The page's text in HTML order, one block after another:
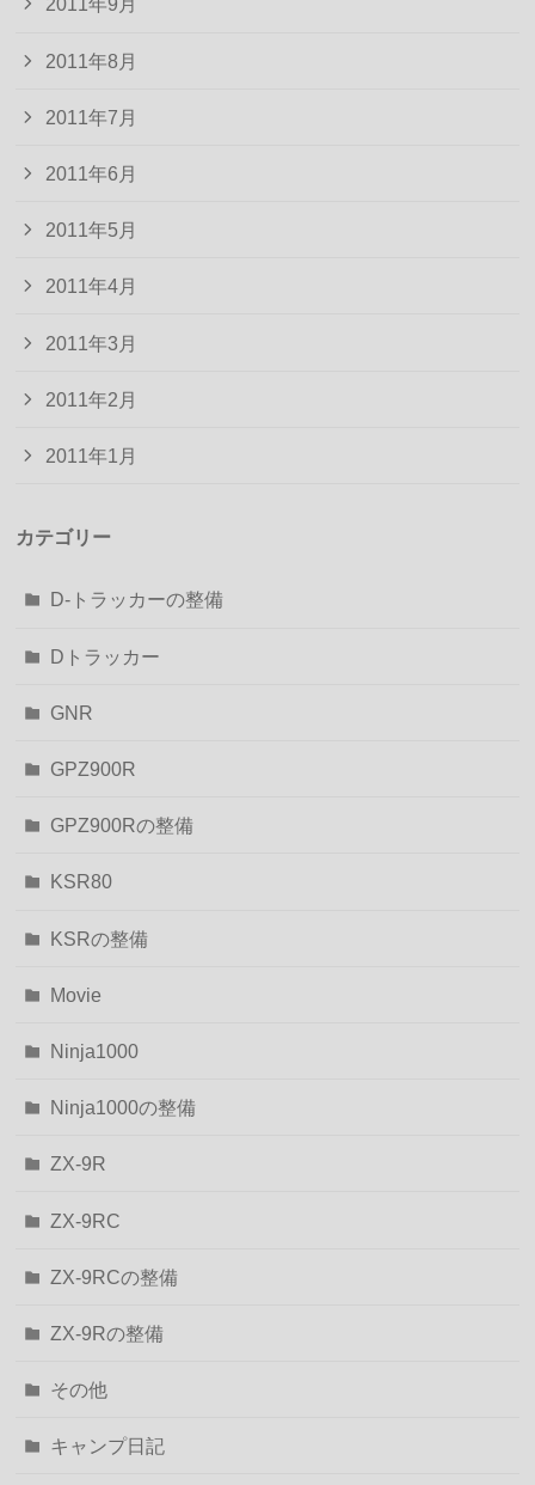
2011年8月
2011年7月
2011年6月
2011年5月
2011年4月
2011年3月
2011年2月
2011年1月
カテゴリー
D-トラッカーの整備
Dトラッカー
GNR
GPZ900R
GPZ900Rの整備
KSR80
KSRの整備
Movie
Ninja1000
Ninja1000の整備
ZX-9R
ZX-9RC
ZX-9RCの整備
ZX-9Rの整備
その他
キャンプ日記